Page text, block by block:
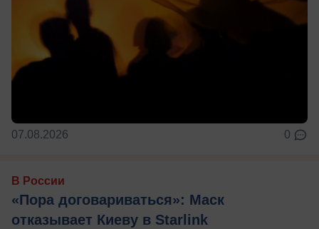
07.08.2026 0
В России
«Пора договариваться»: Маск
отказывает Киеву в Starlink